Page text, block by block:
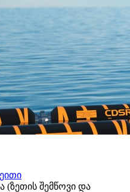
შემწოვი და